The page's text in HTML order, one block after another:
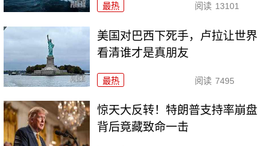
最热 阅读 13101
美国对巴西下死手，卢拉让世界
看清谁才是真朋友
最热 阅读 7495
惊天大反转！特朗普支持率崩盘
背后竟藏致命一击